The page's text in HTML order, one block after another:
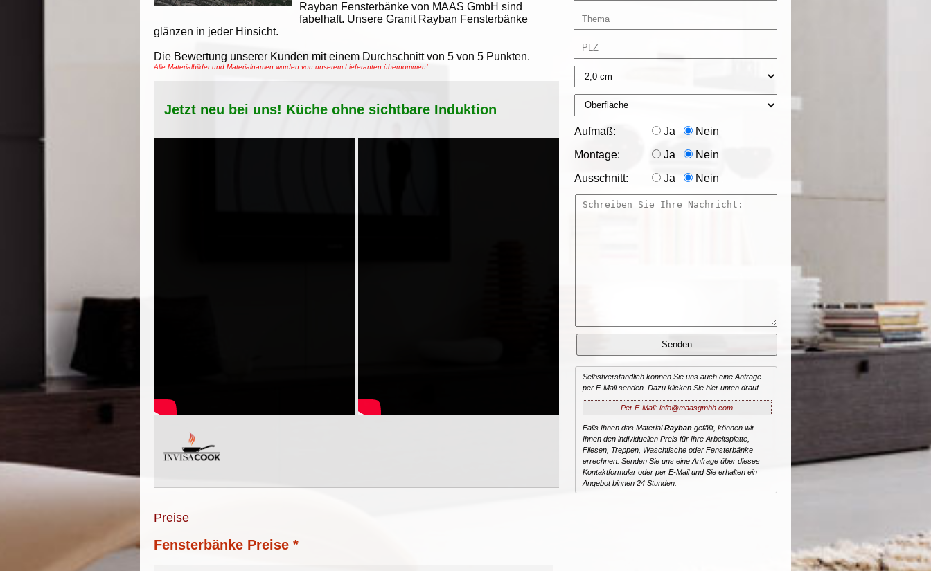
Rayban Fensterbänke von MAAS GmbH sind
fabelhaft. Unsere Granit Rayban Fensterbänke
glänzen in jeder Hinsicht.
Die Bewertung unserer Kunden mit einem Durchschnitt von 5 von 5 Punkten.
Alle Materialbilder und Materialnamen wurden von unserem Lieferanten übernommen!
Jetzt neu bei uns! Küche ohne sichtbare Induktion
Preise
Fensterbänke Preise *
Aufmaß: Ja Nein
Montage: Ja Nein
Ausschnitt: Ja Nein
Selbstverständlich können Sie uns auch eine Anfrage
per E-Mail senden. Dazu klicken Sie hier unten drauf.
Per E-Mail: info@maasgmbh.com
Falls Ihnen das MaterialRaybangefällt, können wir
Ihnen den individuellen Preis für Ihre Arbeitsplatte,
Fliesen, Treppen, Waschtische oder Fensterbänke
errechnen. Senden Sie uns eine Anfrage über dieses
Kontaktformular oder per E-Mail und Sie erhalten ein
Angebot binnen 24 Stunden.